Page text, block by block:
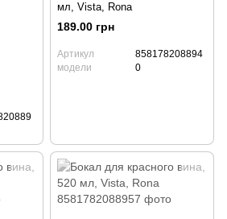
мл, Vista, Rona
189.00 грн
Артикул
модели
858178208894
0